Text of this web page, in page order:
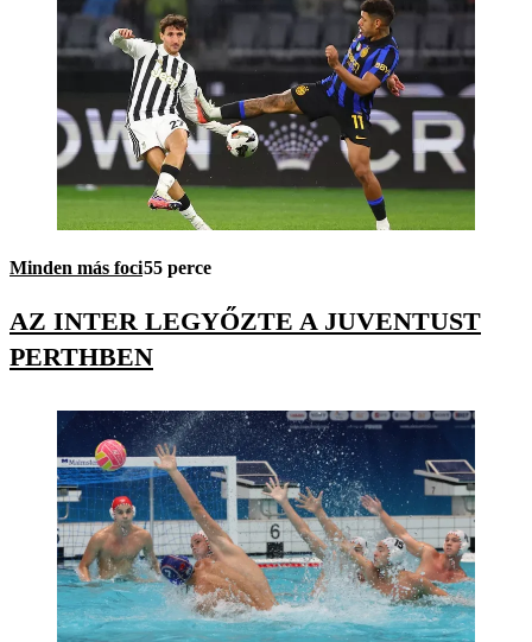
Minden más foci55 perce
AZ INTER LEGYŐZTE A JUVENTUST
PERTHBEN